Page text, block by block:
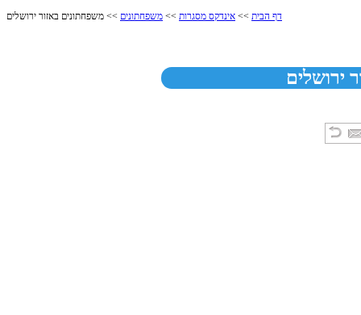
דף הבית >> אינדקס מסגרות >> משפחתונים >> משפחתונים באזור ירושלים
ירושלים